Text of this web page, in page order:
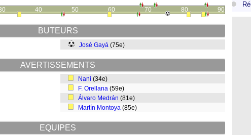
40 50 60 70 80 90
BUTEURS
José Gayá (75e)
AVERTISSEMENTS
Nani (34e)
F. Orellana (59e)
Álvaro Medrán (81e)
Martín Montoya (85e)
EQUIPES